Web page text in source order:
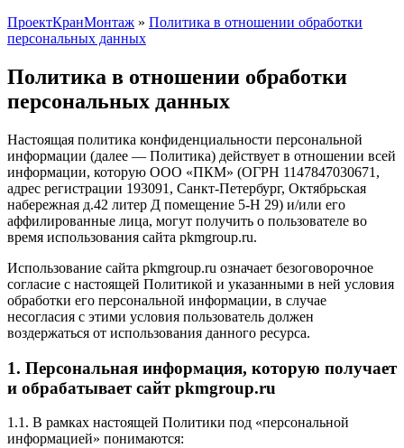
ПроектКранМонтаж » Политика в отношении обработки
персональных данных
Политика в отношении обработки
персональных данных
Настоящая политика конфиденциальности персональной
информации (далее — Политика) действует в отношении всей
информации, которую ООО «ПКМ» (ОГРН 1147847030671,
адрес регистрации 193091, Санкт-Петербург, Октябрьская
набережная д.42 литер Д помещение 5-Н 29) и/или его
аффилированные лица, могут получить о пользователе во
время использования сайта pkmgroup.ru.
Использование сайта pkmgroup.ru означает безоговорочное
согласие с настоящей Политикой и указанными в ней условия
обработки его персональной информации, в случае
несогласия с этими условия пользователь должен
воздержаться от использования данного ресурса.
1. Персональная информация, которую получает
и обрабатывает сайт pkmgroup.ru
1.1. В рамках настоящей Политики под «персональной
информацией» понимаются: